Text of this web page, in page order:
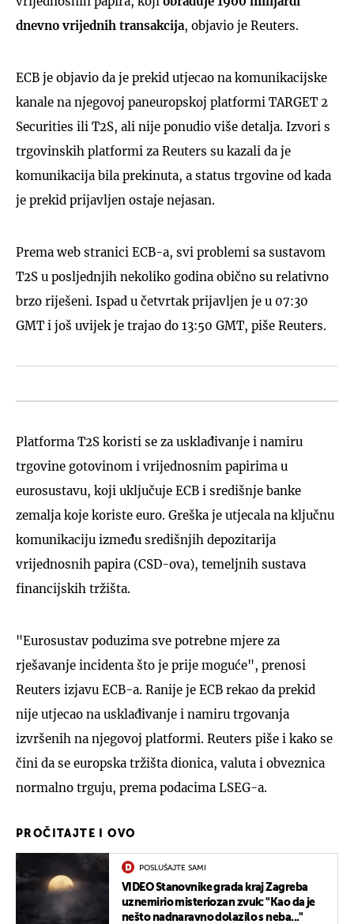
dnevno vrijednih transakcija, objavio je Reuters.
ECB je objavio da je prekid utjecao na komunikacijske
kanale na njegovoj paneuropskoj platformi TARGET 2
Securities ili T2S, ali nije ponudio više detalja. Izvori s
trgovinskih platformi za Reuters su kazali da je
komunikacija bila prekinuta, a status trgovine od kada
je prekid prijavljen ostaje nejasan.
Prema web stranici ECB-a, svi problemi sa sustavom
T2S u posljednjih nekoliko godina obično su relativno
brzo riješeni. Ispad u četvrtak prijavljen je u 07:30
GMT i još uvijek je trajao do 13:50 GMT, piše Reuters.
Platforma T2S koristi se za usklađivanje i namiru
trgovine gotovinom i vrijednosnim papirima u
eurosustavu, koji uključuje ECB i središnje banke
zemalja koje koriste euro. Greška je utjecala na ključnu
komunikaciju između središnjih depozitarija
vrijednosnih papira (CSD-ova), temeljnih sustava
financijskih tržišta.
"Eurosustav poduzima sve potrebne mjere za
rješavanje incidenta što je prije moguće", prenosi
Reuters izjavu ECB-a. Ranije je ECB rekao da prekid
nije utjecao na usklađivanje i namiru trgovanja
izvršenih na njegovoj platformi. Reuters piše i kako se
čini da se europska tržišta dionica, valuta i obveznica
normalno trguju, prema podacima LSEG-a.
PROČITAJTE I OVO
POSLUŠAJTE SAMI
VIDEO Stanovnike grada kraj Zagreba
uznemirio misteriozan zvuk: "Kao da je
nešto nadnaravno dolazilo s neba..."